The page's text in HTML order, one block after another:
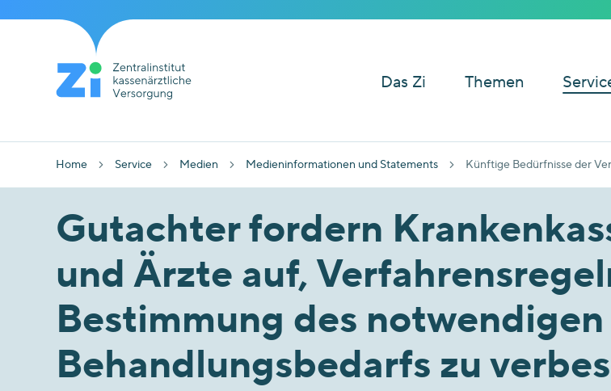
Das Zi Themen
Home Service Medien Medieninformationen und Statements Künftige Bedürfnisse der
Gutachter fordern
und Ärzte auf,
Bestimmung des notwendigen
Behandlungsbedarfs zu